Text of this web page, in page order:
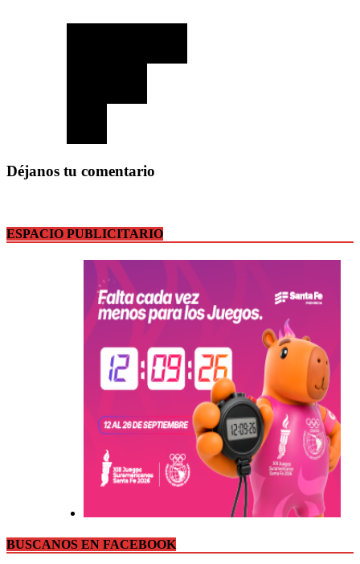
Déjanos tu comentario
ESPACIO PUBLICITARIO
BUSCANOS EN FACEBOOK